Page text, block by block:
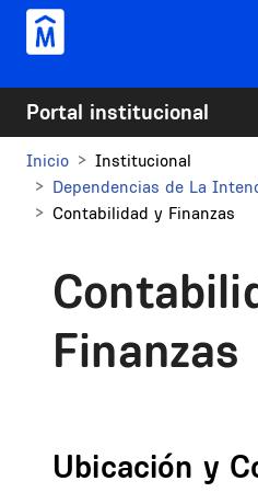
Pasar al contenido principal
Portal institucional
Inicio
Institucional
Dependencias de La
Contabilidad y Finanzas
Finanzas
Ubicación y